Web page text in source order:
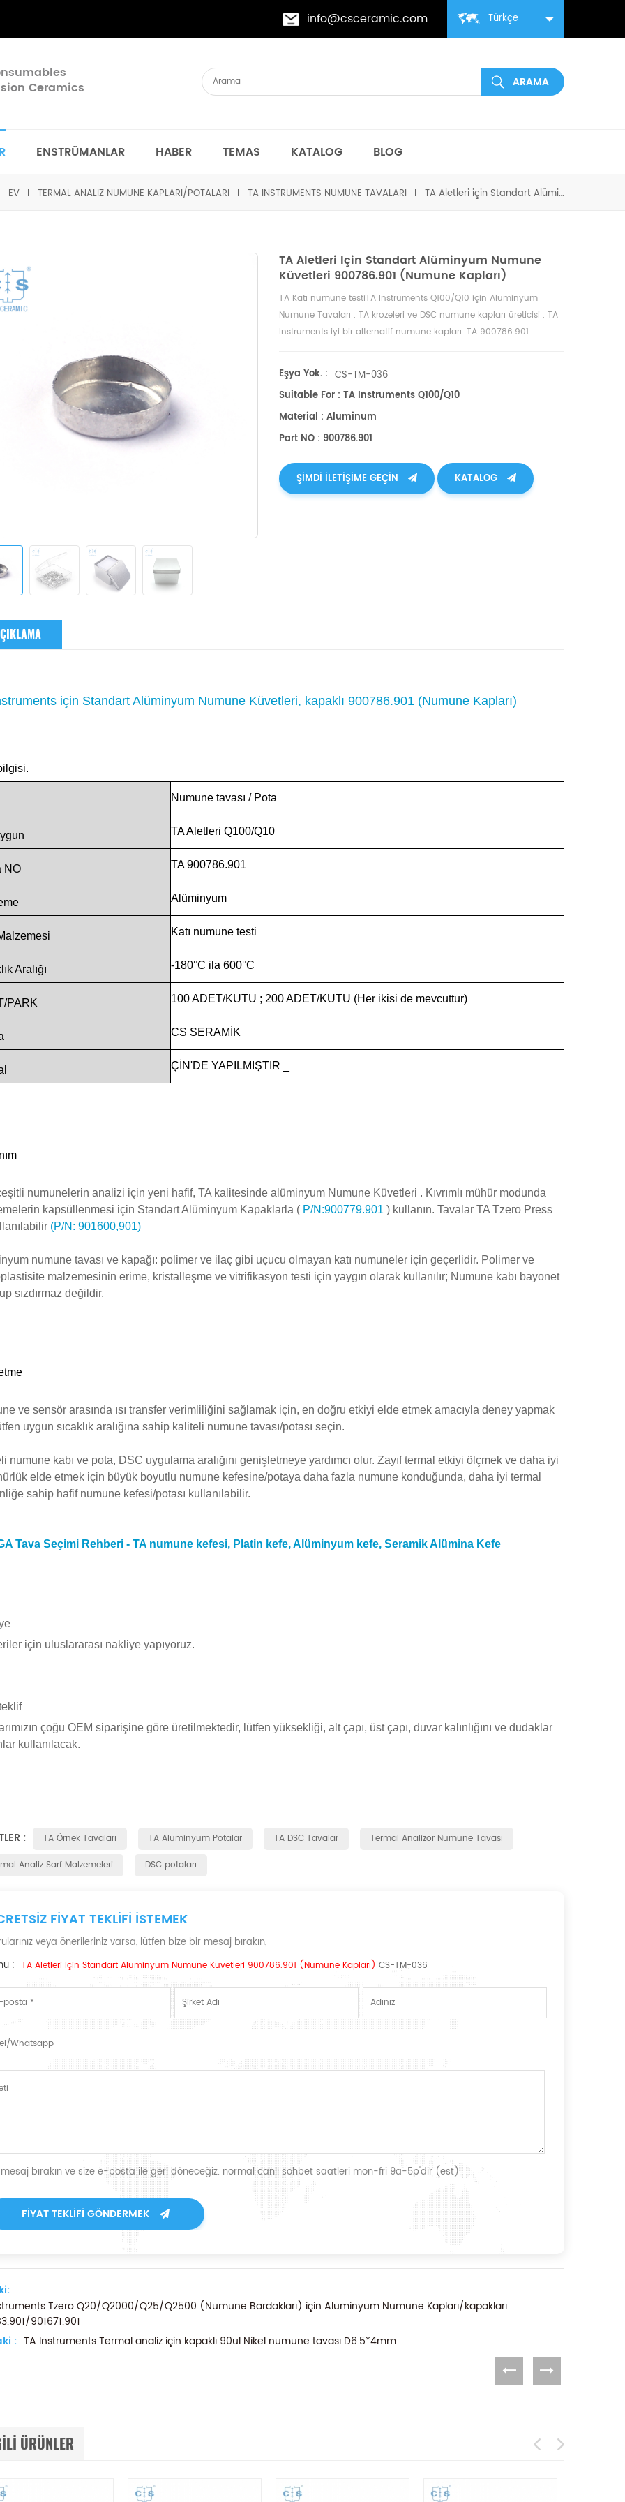
Türkçe
info@csceramic.com
Ceramics
ENSTRÜMANLAR HABER TEMAS KATALOG BLOG
EV TERMAL ANALIZ NUMUNE KAPLARI/POTALARI TA INSTRUMENTS NUMUNE TAVALARI TA Aletleri için Standart Alüminyum Numune Küvetleri 900786.901 (Numune Kapları)
TA Aletleri Için Standart Alüminyum Numune
Küvetleri 900786.901 (Numune Kapları)
TA Katı numune testiTA Instruments Q100/Q10 için Alüminyum
Numune Tavaları . TA krozeleri ve DSC numune kapları üreticisi . TA
Instruments iyi bir alternatif numune kapları. TA 900786.901.
Eşya Yok. : CS-TM-036
Suitable For : TA Instruments Q100/Q10
Material : Aluminum
Part NO : 900786.901
ŞIMDI ILETIŞIME GEÇIN KATALOG
için Standart Alüminyum Numune Küvetleri, kapaklı 900786.901 (Numune Kapları)
Numune tavası / Pota
TAAletleri Q100/Q10
NO TA900786.901
Alüminyum
Katı numune testi
Aralığı -180°C ila 600°C
PARK 100 ADET/KUTU ; 200 ADET/KUTU (Her ikisi de mevcuttur)
CS SERAMİK
ÇİN'DE YAPILMIŞTIR
numunelerin analizi için yeni hafif, TA kalitesinde alüminyum Numune Küvetleri . Kıvrımlı mühür modunda
kapsüllenmesi için Standart Alüminyum Kapaklarla ( P/N:900779.901 ) kullanın. Tavalar TA Tzero Press
(P/N: 901600,901)
numune tavası ve kapağı: polimer ve ilaç gibi uçucu olmayan katı numuneler için geçerlidir. Polimer ve
malzemesinin erime, kristalleşme ve vitrifikasyon testi için yaygın olarak kullanılır; Numune kabı bayonet
sızdırmaz değildir.
ve sensör arasında ısı transfer verimliliğini sağlamak için, en doğru etkiyi elde etmek amacıyla deney yapmak
uygun sıcaklık aralığına sahip kaliteli numune tavası/potası seçin.
numune kabı ve pota, DSC uygulama aralığını genişletmeye yardımcı olur. Zayıf termal etkiyi ölçmek ve daha iyi
elde etmek için büyük boyutlu numune kefesine/potaya daha fazla numune konduğunda, daha iyi termal
sahip hafif numune kefesi/potası kullanılabilir.
Tava Seçimi Rehberi - TA numune kefesi, Platin kefe, Alüminyum kefe, Seramik Alümina Kefe
için uluslararası nakliye yapıyoruz.
çoğu OEM siparişine göre üretilmektedir, lütfen yüksekliği, alt çapı, üst çapı, duvar kalınlığını ve dudaklar
kullanılacak.
: TA Örnek Tavaları TA Alüminyum Potalar TA DSC Tavalar
Termal Analizör Numune Tavası
Analiz Sarf Malzemeleri
DSC potaları
FIYAT TEKLIFI ISTEMEK
veya önerileriniz varsa, lütfen bize bir mesaj bırakın,
: TA Aletleri Için Standart Alüminyum Numune Küvetleri 900786.901 (Numune Kapları) CS-TM-036
mesaj bırakın ve size e-posta ile geri döneceğiz. normal canlı sohbet saatleri mon-fri 9a-5p'dir (est)
FIYAT TEKLIFI GÖNDERMEK
Tzero Q20/Q2000/Q25/Q2500 (Numune Bardakları) için Alüminyum Numune Kapları/kapakları
901671.901
: TA Instruments Termal analiz için kapaklı 90ul Nikel numune tavası D6.5*4mm
ÜRÜNLER